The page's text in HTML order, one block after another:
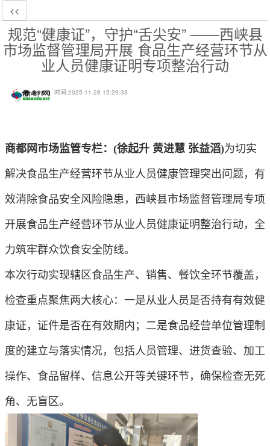
<<
规范“健康证”，守护“舌尖安” ——西峡县
市场监督管理局开展 食品生产经营环节从
业人员健康证明专项整治行动
时间:2025-11-28 15:29:33
商都网市场监管专栏： (徐起升 黄进慧 张益滔)为切实
解决食品生产经营环节从业人员健康管理突出问题，有
效消除食品安全风险隐患，西峡县市场监督管理局专项
开展食品生产经营环节从业人员健康证明整治行动，全
力筑牢群众饮食安全防线。
本次行动实现辖区食品生产、销售、餐饮全环节覆盖，
检查重点聚焦两大核心：一是从业人员是否持有有效健
康证，证件是否在有效期内；二是食品经营单位管理制
度的建立与落实情况，包括人员管理、进货查验、加工
操作、食品留样、信息公开等关键环节，确保检查无死
角、无盲区。